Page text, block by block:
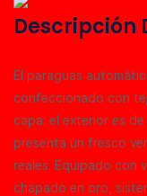
Descripción
El paraguas
confeccionado con
capa: el exterior es
presenta un fresco
reales. Equipado con
chapado en oro,